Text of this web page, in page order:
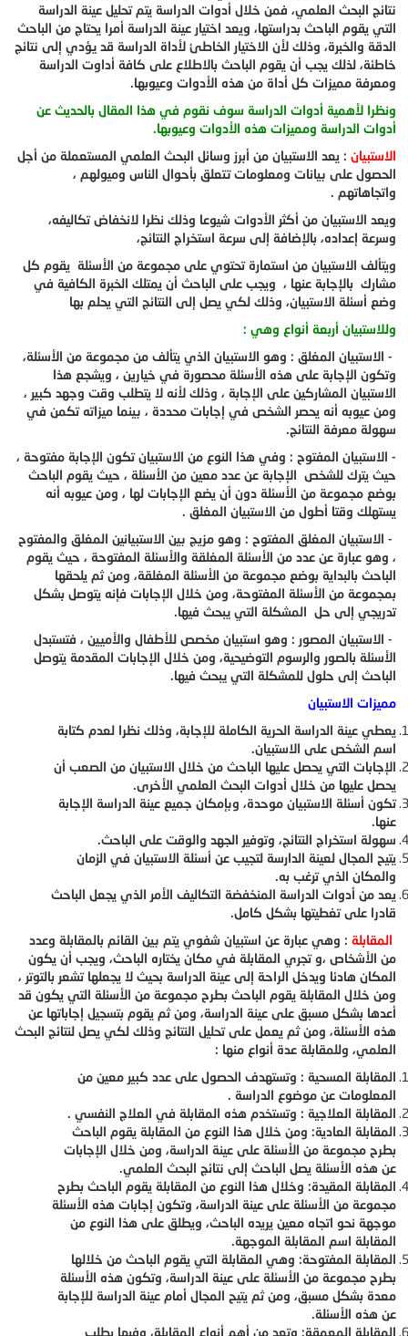
نتائج البحث العلمي، فمن خلال أدوات الدراسة يتم تحليل عينة الدراسة
التي يقوم الباحث بدراستها، ويعد اختيار عينة الدراسة أمرا يحتاج من الباحث
الدقة والخبرة، وذلك لأن الاختيار الخاطئ لأداة الدراسة قد يؤدي إلى نتائج
خاطئة، لذلك يجب أن يقوم الباحث بالاطلاع على كافة أداوت الدراسة
ومعرفة مميزات كل أداة من هذه الأدوات وعيوبها.
ونظرا لأهمية أدوات الدراسة سوف نقوم في هذا المقال بالحديث عن
أدوات الدراسة ومميزات هذه الأدوات وعيوبها.
الاستبيان : يعد الاستبيان من أبرز وسائل البحث العلمي المستعملة من أجل
الحصول على بيانات ومعلومات تتعلق بأحوال الناس وميولهم ،
واتجاهاتهم .
ويعد الاستبيان من أكثر الأدوات شيوعا وذلك نظرا لانخفاض تكاليفه،
وسرعة إعداده، بالإضافة إلى سرعة استخراج النتائج،
ويتألف الاستبيان من استمارة تحتوي على مجموعة من الأسئلة يقوم كل
مشارك بالإجابة عنها ، ويجب على الباحث أن يمتلك الخبرة الكافية في
وضع أسئلة الاستبيان، وذلك لكي يصل إلى النتائج التي يحلم بها
وللاستبيان أربعة أنواع وهي :
- الاستبيان المغلق : وهو الاستبيان الذي يتألف من مجموعة من الأسئلة،
وتكون الإجابة على هذه الأسئلة محصورة في خيارين ، ويشجع هذا
الاستبيان المشاركين على الإجابة ، وذلك لأنه لا يتطلب وقت وجهد كبير ،
ومن عيوبه أنه يحصر الشخص في إجابات محددة ، بينما ميزاته تكمن في
سهولة معرفة النتائج.
- الاستبيان المفتوح : وفي هذا النوع من الاستبيان تكون الإجابة مفتوحة ،
حيث يترك للشخص الإجابة عن عدد معين من الأسئلة ، حيث يقوم الباحث
بوضع مجموعة من الأسئلة دون أن يضع الإجابات لها ، ومن عيوبه أنه
يستهلك وقتا أطول من الاستبيان المغلق .
- الاستبيان المغلق المفتوح : وهو مزيج بين الاستبيانين المغلق والمفتوح
، وهو عبارة عن عدد من الأسئلة المغلقة والأسئلة المفتوحة ، حيث يقوم
الباحث بالبداية بوضع مجموعة من الأسئلة المغلقة، ومن ثم يلحقها
بمجموعة من الأسئلة المفتوحة، ومن خلال الإجابات فإنه يتوصل بشكل
تدريجي إلى حل المشكلة التي يبحث فيها.
- الاستبيان المصور : وهو استبيان مخصص للأطفال والأميين ، فتستبدل
الأسئلة بالصور والرسوم التوضيحية، ومن خلال الإجابات المقدمة يتوصل
الباحث إلى حلول للمشكلة التي يبحث فيها.
مميزات الاستبيان
يعطي عينة الدراسة الحرية الكاملة للإجابة، وذلك نظرا لعدم كتابة
اسم الشخص على الاستبيان.
الإجابات التي يحصل عليها الباحث من خلال الاستبيان من الصعب أن
يحصل عليها من خلال أدوات البحث العلمي الأخرى.
تكون أسئلة الاستبيان موحدة، وبإمكان جميع عينة الدراسة الإجابة
عنها.
سهولة استخراج النتائج، وتوفير الجهد والوقت على الباحث.
يتيح المجال لعينة الدارسة لتجيب عن أسئلة الاستبيان في الزمان
والمكان الذي ترغب به.
يعد من أدوات الدراسة المنخفضة التكاليف الأمر الذي يجعل الباحث
قادرا على تغطيتها بشكل كامل.
المقابلة : وهي عبارة عن استبيان شفوي يتم بين القائم بالمقابلة وعدد
من الأشخاص ،و تجري المقابلة في مكان يختاره الباحث، ويجب أن يكون
المكان هادئا ويدخل الراحة إلى عينة الدراسة بحيث لا يجعلها تشعر بالتوتر ،
ومن خلال المقابلة يقوم الباحث بطرح مجموعة من الأسئلة التي يكون قد
أعدها بشكل مسبق على عينة الدراسة، ومن ثم يقوم بتسجيل إجاباتها عن
هذه الأسئلة، ومن ثم يعمل على تحليل النتائج وذلك لكي يصل لنتائج البحث
العلمي، وللمقابلة عدة أنواع منها :
المقابلة المسحية : وتستهدف الحصول على عدد كبير معين من
المعلومات عن موضوع الدراسة .
المقابلة العلاجية : وتستخدم هذه المقابلة في العلاج النفسي .
المقابلة العادية: ومن خلال هذا النوع من المقابلة يقوم الباحث
بطرح مجموعة من الأسئلة على عينة الدراسة، ومن خلال الإجابات
عن هذه الأسئلة يصل الباحث إلى نتائج البحث العلمي.
المقابلة المقيدة: وخلال هذا النوع من المقابلة يقوم الباحث بطرح
مجموعة من الأسئلة على عينة الدراسة، وتكون إجابات هذه الأسئلة
موجهة نحو اتجاه معين يريده الباحث، ويطلق على هذا النوع من
المقابلة اسم المقابلة الموجهة.
المقابلة المفتوحة: وهي المقابلة التي يقوم الباحث من خلالها
بطرح مجموعة من الأسئلة على عينة الدراسة، وتكون هذه الأسئلة
معدة بشكل مسبق، ومن ثم يتيح المجال أمام عينة الدراسة للإجابة
عن هذه الأسئلة.
المقابلة المعمقة: وتعد من أهم أنواع المقابلة، وفيها يطلب